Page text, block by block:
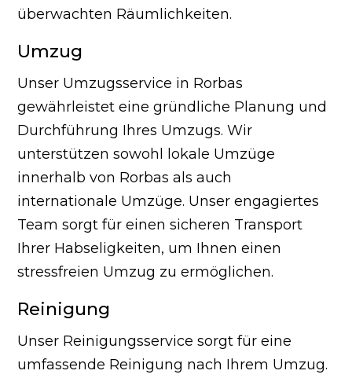
überwachten Räumlichkeiten.
Umzug
Unser Umzugsservice in Rorbas
gewährleistet eine gründliche Planung und
Durchführung Ihres Umzugs. Wir
unterstützen sowohl lokale Umzüge
innerhalb von Rorbas als auch
internationale Umzüge. Unser engagiertes
Team sorgt für einen sicheren Transport
Ihrer Habseligkeiten, um Ihnen einen
stressfreien Umzug zu ermöglichen.
Reinigung
Unser Reinigungsservice sorgt für eine
umfassende Reinigung nach Ihrem Umzug.